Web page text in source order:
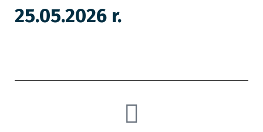
25.05.2026 r.